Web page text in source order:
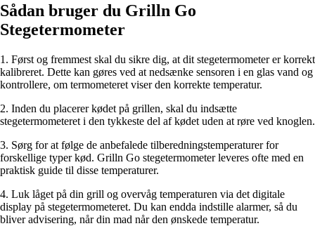
Sådan bruger du Grilln Go
Stegetermometer
1. Først og fremmest skal du sikre dig, at dit stegetermometer er korrekt
kalibreret. Dette kan gøres ved at nedsænke sensoren i en glas vand og
kontrollere, om termometeret viser den korrekte temperatur.
2. Inden du placerer kødet på grillen, skal du indsætte
stegetermometeret i den tykkeste del af kødet uden at røre ved knoglen.
3. Sørg for at følge de anbefalede tilberedningstemperaturer for
forskellige typer kød. Grilln Go stegetermometer leveres ofte med en
praktisk guide til disse temperaturer.
4. Luk låget på din grill og overvåg temperaturen via det digitale
display på stegetermometeret. Du kan endda indstille alarmer, så du
bliver advisering, når din mad når den ønskede temperatur.